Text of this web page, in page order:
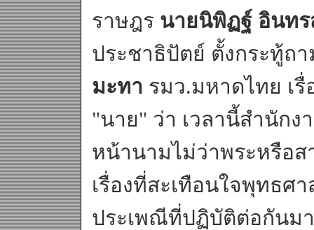
ราษฎร นายนิพิฏฐ์ อินท
ประชาธิปัตย์ ตั้งกระทู้ถ
มะทา รมว.มหาดไทย เ
"นาย" ว่า เวลานี้สำนัก
หน้านามไม่ว่าพระหรือ
เรื่องที่สะเทือนใจพุทธศ
ประเพณีที่ปฏิบัติต่อกันมา